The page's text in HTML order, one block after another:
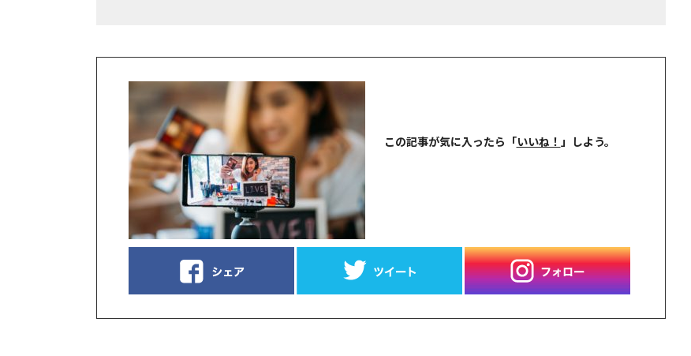
この記事が気に入ったら 「いいね！ 」しよう。